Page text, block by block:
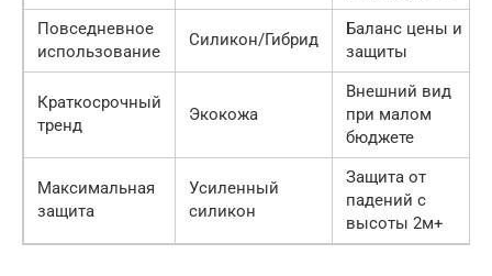
Повседневное
использование
Силикон/Гибрид
Баланс цены и
защиты
Краткосрочный
тренд
Экокожа
Внешний вид
при малом
бюджете
Максимальная
защита
Усиленный
силикон
Защита от
падений с
высоты 2м+